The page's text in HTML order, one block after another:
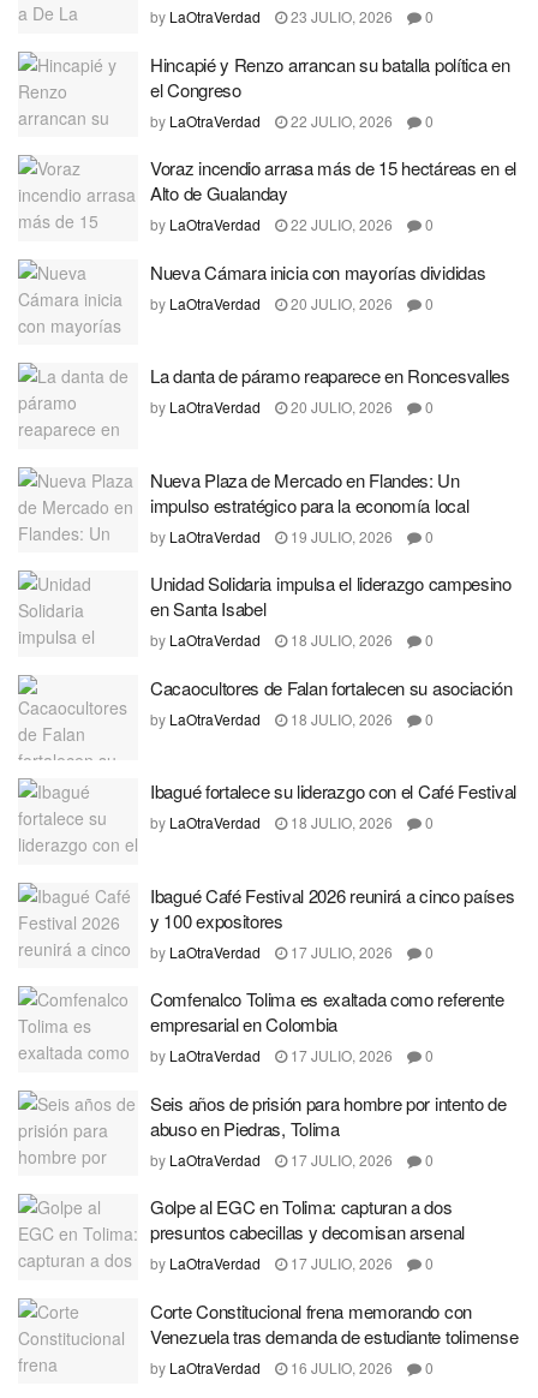
by LaOtraVerdad 23 JULIO, 2026 0
Hincapié y Renzo arrancan su batalla política en
el Congreso
by LaOtraVerdad 22 JULIO, 2026 0
Voraz incendio arrasa más de 15 hectáreas en el
Alto de Gualanday
by LaOtraVerdad 22 JULIO, 2026 0
Nueva Cámara inicia con mayorías divididas
by LaOtraVerdad 20 JULIO, 2026 0
La danta de páramo reaparece en Roncesvalles
by LaOtraVerdad 20 JULIO, 2026 0
Nueva Plaza de Mercado en Flandes: Un
impulso estratégico para la economía local
by LaOtraVerdad 19 JULIO, 2026 0
Unidad Solidaria impulsa el liderazgo campesino
en Santa Isabel
by LaOtraVerdad 18 JULIO, 2026 0
Cacaocultores de Falan fortalecen su asociación
by LaOtraVerdad 18 JULIO, 2026 0
Ibagué fortalece su liderazgo con el Café Festival
by LaOtraVerdad 18 JULIO, 2026 0
Ibagué Café Festival 2026 reunirá a cinco países
y 100 expositores
by LaOtraVerdad 17 JULIO, 2026 0
Comfenalco Tolima es exaltada como referente
empresarial en Colombia
by LaOtraVerdad 17 JULIO, 2026 0
Seis años de prisión para hombre por intento de
abuso en Piedras, Tolima
by LaOtraVerdad 17 JULIO, 2026 0
Golpe al EGC en Tolima: capturan a dos
presuntos cabecillas y decomisan arsenal
by LaOtraVerdad 17 JULIO, 2026 0
Corte Constitucional frena memorando con
Venezuela tras demanda de estudiante tolimense
by LaOtraVerdad 16 JULIO, 2026 0